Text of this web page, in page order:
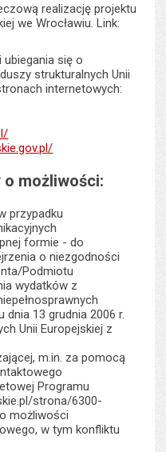
realizację projektu
we Wrocławiu. Link:
się o
strukturalnych Unii
internetowych:
możliwości:
przypadku
formie - do
o niezgodności
Podmiotu
wydatków z
13 grudnia 2006 r.
Unii Europejskiej z
m.in. za pomocą
Programu
strona/6300-
możliwości
w tym konfliktu